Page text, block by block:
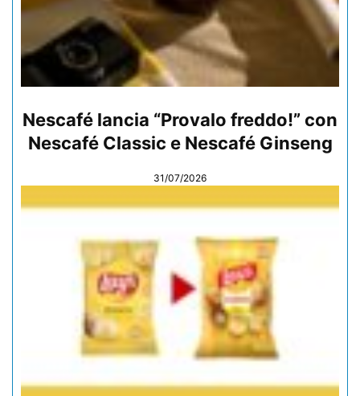
Nescafé lancia “Provalo freddo!” con
Nescafé Classic e Nescafé Ginseng
31/07/2026